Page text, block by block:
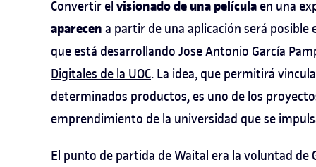
Convertir el visionado de una película en una
aparecen a partir de una aplicación será
que está desarrollando Jose Antonio García
Digitales de la UOC. La idea, que permitirá
determinados productos, es uno de los
emprendimiento de la universidad que se
El punto de partida de Waital era la voluntad de